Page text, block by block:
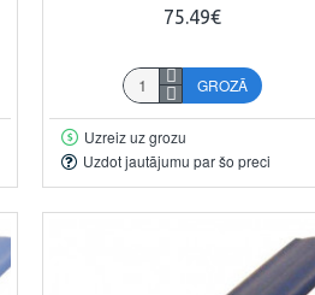
75.49€
GROZĀ
Uzreiz uz grozu
Uzdot jautājumu par šo preci